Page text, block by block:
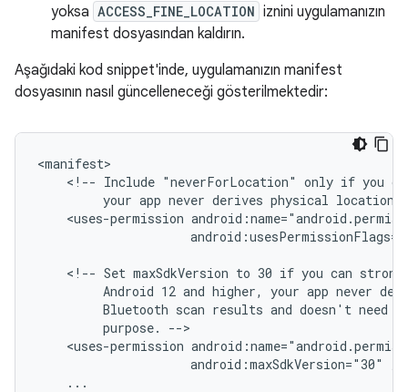
yoksa ACCESS_FINE_LOCATION iznini uygulamanızın
manifest dosyasından kaldırın.
Aşağıdaki kod snippet'inde, uygulamanızın manifest
dosyasının nasıl güncelleneceği gösterilmektedir:
<!-- Include "neverForLocation" only if you
your app never derives physical location
<uses-permission
<!-- Set maxSdkVersion to 30 if you can
Android 12 and higher, your app never
Bluetooth scan results and doesn't need
purpose.
<uses-permission
android:maxSdkVersion="30"
...